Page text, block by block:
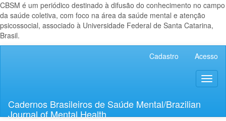
CBSM é um periódico destinado à difusão do conhecimento no campo
da saúde coletiva, com foco na área da saúde mental e atenção
psicossocial, associado à Universidade Federal de Santa Catarina,
Brasil.
Lateral
Cadastro Acesso
Cadernos Brasileiros de Saúde Mental/Brazilian
Journal of Mental Health